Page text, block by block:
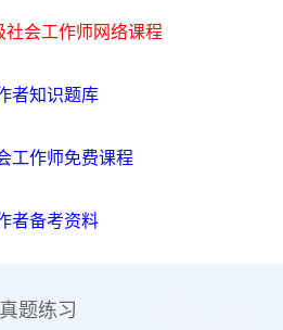
社会工作师网络课程
者知识题库
工作师免费课程
者备考资料
真题练习